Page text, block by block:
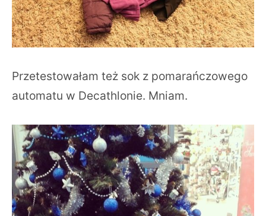
Przetestowałam też sok z pomarańczowego
automatu w Decathlonie. Mniam.